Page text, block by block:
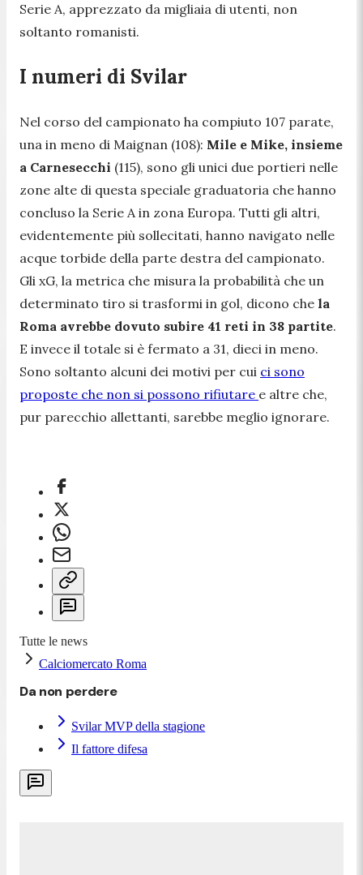
Serie A, apprezzato da migliaia di utenti, non
soltanto romanisti.
I numeri di Svilar
Nel corso del campionato ha compiuto 107 parate,
una in meno di Maignan (108): Mile e Mike, insieme
a Carnesecchi (115), sono gli unici due portieri nelle
zone alte di questa speciale graduatoria che hanno
concluso la Serie A in zona Europa. Tutti gli altri,
evidentemente più sollecitati, hanno navigato nelle
acque torbide della parte destra del campionato.
Gli xG, la metrica che misura la probabilità che un
determinato tiro si trasformi in gol, dicono che la
Roma avrebbe dovuto subire 41 reti in 38 partite.
E invece il totale si è fermato a 31, dieci in meno.
Sono soltanto alcuni dei motivi per cui ci sono
proposte che non si possono rifiutare e altre che,
pur parecchio allettanti, sarebbe meglio ignorare.
Tutte le news
Calciomercato Roma
Da non perdere
Svilar MVP della stagione
Il fattore difesa